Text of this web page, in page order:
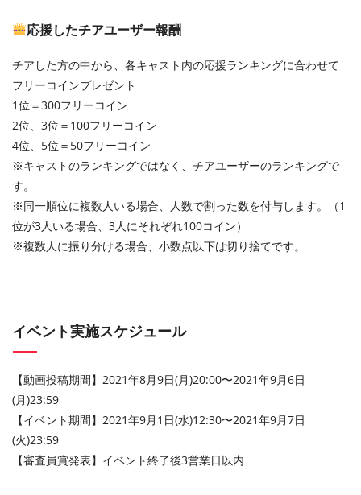
応援したチアユーザー報酬
チアした方の中から、各キャスト内の応援ランキングに合わせて
フリーコインプレゼント
1位＝300フリーコイン
2位、3位＝100フリーコイン
4位、5位＝50フリーコイン
※キャストのランキングではなく、チアユーザーのランキングで
す。
※同一順位に複数人いる場合、人数で割った数を付与します。（1
位が3人いる場合、3人にそれぞれ100コイン）
※複数人に振り分ける場合、小数点以下は切り捨てです。
イベント実施スケジュール
【動画投稿期間】2021年8月9日(月)20:00〜2021年9月6日
(月)23:59
【イベント期間】2021年9月1日(水)12:30〜2021年9月7日
(火)23:59
【審査員賞発表】イベント終了後3営業日以内